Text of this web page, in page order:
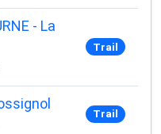
- La
Trail
Trail